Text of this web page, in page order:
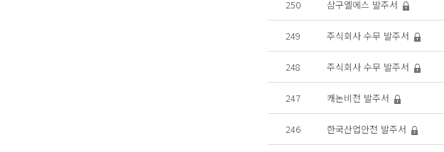
250 삼구엘에스 발주서
249 주식회사 수무 발주서
248 주식회사 수무 발주서
247 캐논비전 발주서
246 한국산업안전 발주서